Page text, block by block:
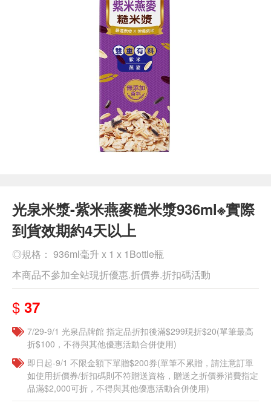
光泉米漿-紫米燕麥糙米漿936ml※實際
到貨效期約4天以上
◎規格： 936ml毫升 x 1 x 1Bottle瓶
本商品不參加全站現折優惠.折價券.折扣碼活動
$ 37
7/29-9/1 光泉品牌館 指定品折扣後滿$299現折$20(單筆最高
折$100，不得與其他優惠活動合併使用)
即日起-9/1 不限金額下單贈$200券(單筆不累贈，請注意訂單
如使用折價券/折扣碼則不符贈送資格，贈送之折價券消費指定
品滿$2,000可折，不得與其他優惠活動合併使用)